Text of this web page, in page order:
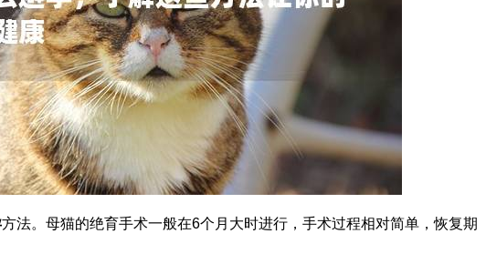
方法。母猫的绝育手术一般在6个月大时进行，手术过程相对简单，恢复期